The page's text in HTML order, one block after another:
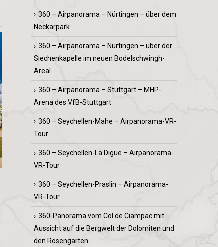
360 – Airpanorama – Nürtingen – über dem
Neckarpark
360 – Airpanorama – Nürtingen – über der
Siechenkapelle im neuen Bodelschwingh-
Areal
360 – Airpanorama – Stuttgart – MHP-
Arena des VfB-Stuttgart
360 – Seychellen-Mahe – Airpanorama-VR-
Tour
360 – Seychellen-La Digue – Airpanorama-
VR-Tour
360 – Seychellen-Praslin – Airpanorama-
VR-Tour
360-Panorama vom Col de Ciampac mit
Aussicht auf die Bergwelt der Dolomiten und
den Rosengarten